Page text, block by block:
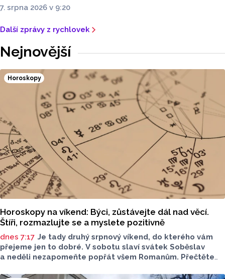
7. srpna 2026 v 9:20
Další zprávy z rychlovek
Nejnovější
Horoskopy
Horoskopy na víkend: Býci, zůstávejte dál nad věcí.
Štíři, rozmazlujte se a myslete pozitivně
dnes 7:17 Je tady druhý srpnový víkend, do kterého vám
přejeme jen to dobré. V sobotu slaví svátek Soběslav
a neděli nezapomeňte popřát všem Romanům. Přečtěte